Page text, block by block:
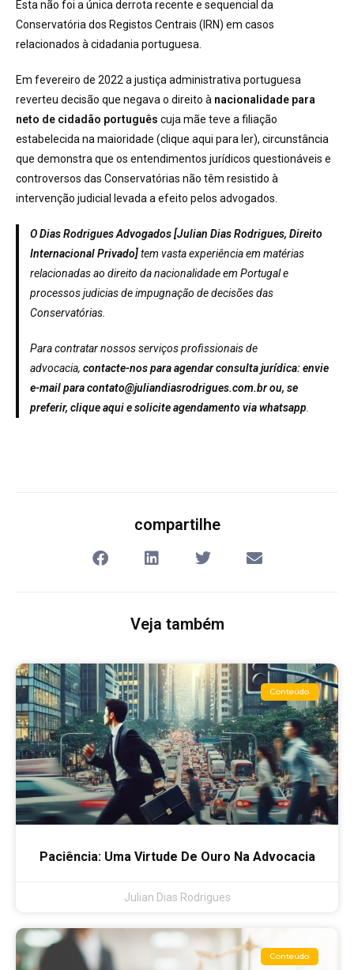
Esta não foi a única derrota recente e sequencial da
Conservatória dos Registos Centrais (IRN) em casos
relacionados à cidadania portuguesa.
Em fevereiro de 2022 a justiça administrativa portuguesa
reverteu decisão que negava o direito à nacionalidade para
neto de cidadão português cuja mãe teve a filiação
estabelecida na maioridade (clique aqui para ler), circunstância
que demonstra que os entendimentos jurídicos questionáveis e
controversos das Conservatórias não têm resistido à
intervenção judicial levada a efeito pelos advogados.
O Dias Rodrigues Advogados [Julian Dias Rodrigues, Direito
Internacional Privado]tem vasta experiência em matérias
relacionadas ao direito da nacionalidade em Portugal e
processos judicias de impugnação de decisões das
Conservatórias.
Para contratar nossos serviços profissionais de
advocacia, contacte-nos para agendar consulta jurídica: envie
e-mail paracontato@juliandiasrodrigues.com.brou, se
preferir, clique aquie solicite agendamento via whatsapp
compartilhe
Veja também
Conteúdo
Paciência: Uma Virtude De Ouro Na Advocacia
Julian Dias Rodrigues
Conteúdo